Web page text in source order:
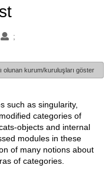
olunan kurum/kuruluşları göster
such as singularity,
categories of
objects and internal
modules in these
of many notions about
of categories.